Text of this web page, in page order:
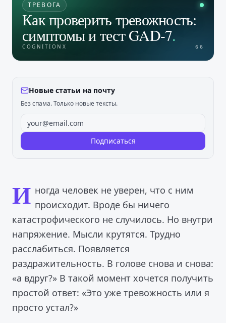
ТРЕВОГА
Как проверить тревожность:
симптомы и тест GAD-7.
COGNITIONX 66
Новые статьи на почту
Без спама. Только новые тексты.
Подписаться
И ногда человек не уверен, что с ним
происходит. Вроде бы ничего
катастрофического не случилось. Но внутри
напряжение. Мысли крутятся. Трудно
расслабиться. Появляется
раздражительность. В голове снова и снова:
«а вдруг?» В такой момент хочется получить
простой ответ: «Это уже тревожность или я
просто устал?»